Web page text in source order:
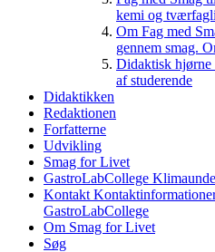
kemi og
Om Fag med
gennem smag.
Didaktisk hjørne
af studerende
Didaktikken
Redaktionen
Forfatterne
Udvikling
Smag for Livet
GastroLabCollege
Kontakt
GastroLabCollege
Om Smag for Livet
Søg